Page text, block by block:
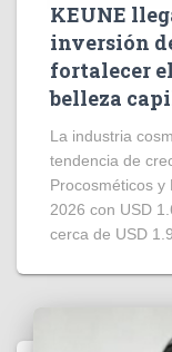
KEUNE
inversión
fortalecer
belleza
La industria
tendencia de
Procosméticos
2026 con USD
cerca de USD